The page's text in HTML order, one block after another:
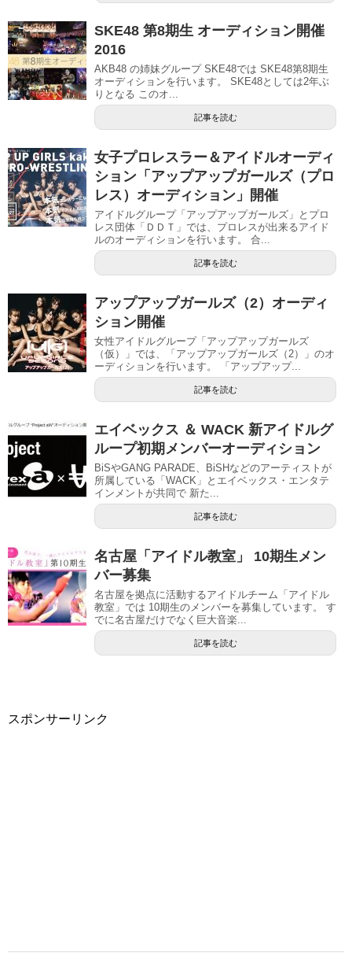
SKE48 第8期生 オーディション開催
2016
AKB48 の姉妹グループ SKE48では SKE48第8期生
オーディションを行います。 SKE48としては2年ぶ
りとなる このオ...
記事を読む
女子プロレスラー＆アイドルオーディ
ション「アップアップガールズ（プロ
レス）オーディション」開催
アイドルグループ「アップアップガールズ」とプロ
レス団体「ＤＤＴ」では、プロレスが出来るアイド
ルのオーディションを行います。 合...
記事を読む
アップアップガールズ（2）オーディ
ション開催
女性アイドルグループ「アップアップガールズ
（仮）」では、「アップアップガールズ（2）」のオ
ーディションを行います。 「アップアップ...
記事を読む
エイベックス ＆ WACK 新アイドルグ
ループ初期メンバーオーディション
BiSやGANG PARADE、BiSHなどのアーティストが
所属している「WACK」とエイベックス・エンタテ
インメントが共同で 新た...
記事を読む
名古屋「アイドル教室」 10期生メン
バー募集
名古屋を拠点に活動するアイドルチーム「アイドル
教室」では 10期生のメンバーを募集しています。 す
でに名古屋だけでなく巨大音楽...
記事を読む
スポンサーリンク